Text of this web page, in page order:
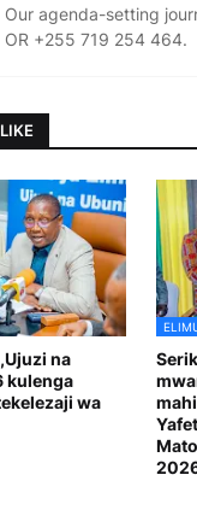
Our agenda-setting
OR +255 719 254 464.
na
kulenga
wa